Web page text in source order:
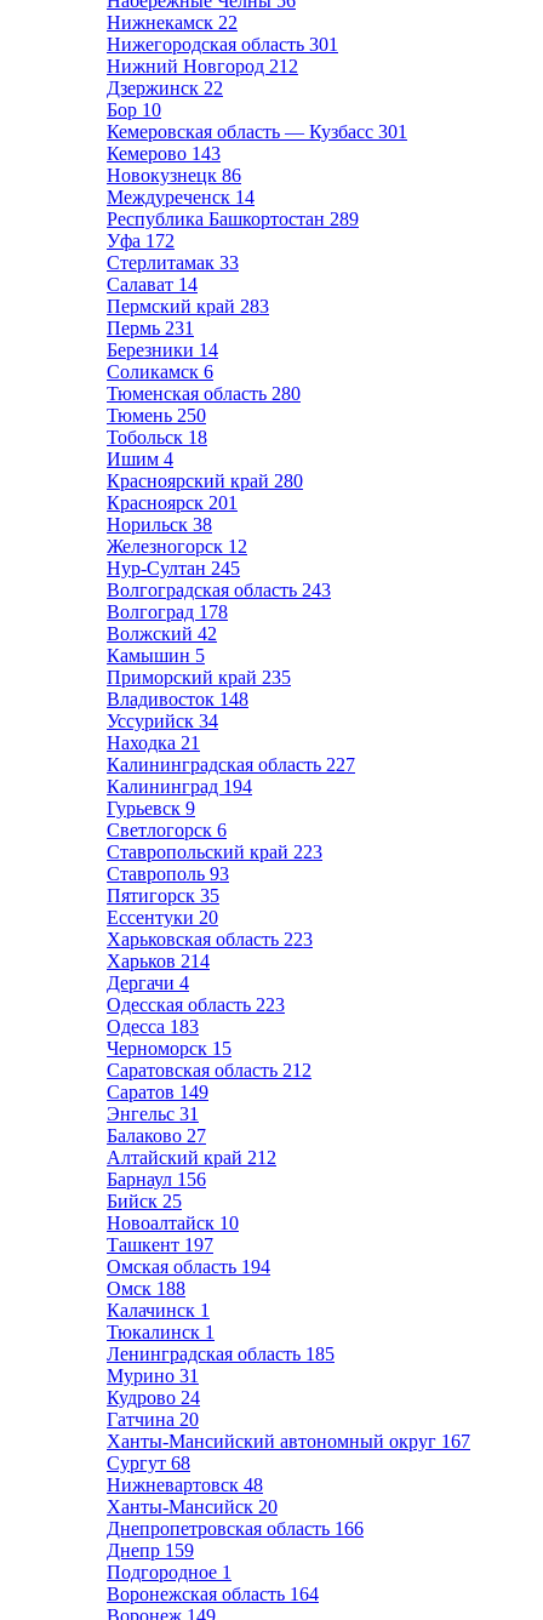
Нижнекамск 22
Нижегородская область 301
Нижний Новгород 212
Дзержинск 22
Бор 10
Кемеровская область — Кузбасс 301
Кемерово 143
Новокузнецк 86
Междуреченск 14
Республика Башкортостан 289
Уфа 172
Стерлитамак 33
Салават 14
Пермский край 283
Пермь 231
Березники 14
Соликамск 6
Тюменская область 280
Тюмень 250
Тобольск 18
Ишим 4
Красноярский край 280
Красноярск 201
Норильск 38
Железногорск 12
Нур-Султан 245
Волгоградская область 243
Волгоград 178
Волжский 42
Камышин 5
Приморский край 235
Владивосток 148
Уссурийск 34
Находка 21
Калининградская область 227
Калининград 194
Гурьевск 9
Светлогорск 6
Ставропольский край 223
Ставрополь 93
Пятигорск 35
Ессентуки 20
Харьковская область 223
Харьков 214
Дергачи 4
Одесская область 223
Одесса 183
Черноморск 15
Саратовская область 212
Саратов 149
Энгельс 31
Балаково 27
Алтайский край 212
Барнаул 156
Бийск 25
Новоалтайск 10
Ташкент 197
Омская область 194
Омск 188
Калачинск 1
Тюкалинск 1
Ленинградская область 185
Мурино 31
Кудрово 24
Гатчина 20
Ханты-Мансийский автономный округ 167
Сургут 68
Нижневартовск 48
Ханты-Мансийск 20
Днепропетровская область 166
Днепр 159
Подгородное 1
Воронежская область 164
Воронеж 149